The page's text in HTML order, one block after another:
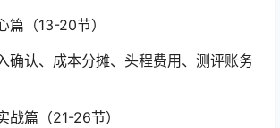
篇（13-20节）
确认、成本分摊、头程费用、测评账务
战篇（21-26节）